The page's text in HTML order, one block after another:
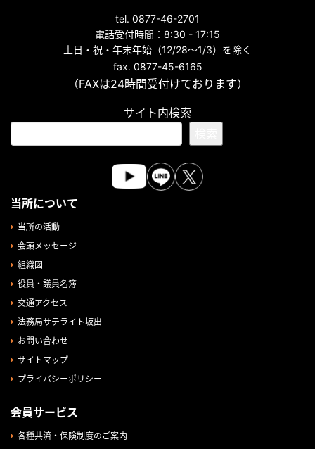
tel. 0877-46-2701
電話受付時間：8:30 - 17:15
土日・祝・年末年始（12/28～1/3）を除く
fax. 0877-45-6165
（FAXは24時間受付けております）
サイト内検索
当所について
当所の活動
会頭メッセージ
組織図
役員・議員名簿
交通アクセス
法務局サテライト坂出
お問い合わせ
サイトマップ
プライバシーポリシー
会員サービス
各種共済・保険制度のご案内